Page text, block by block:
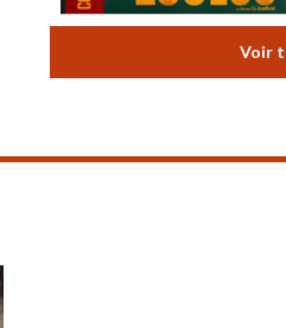
Voir